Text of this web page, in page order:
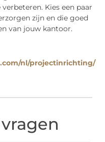
Kies een paar
zijn en die goed
van jouw kantoor.
nl/projectinrichting/